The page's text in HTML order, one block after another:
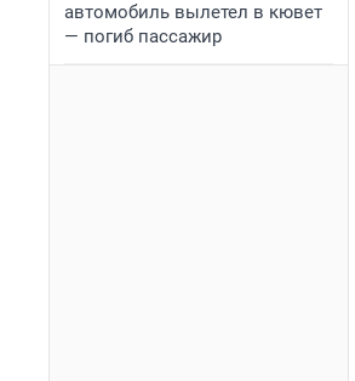
автомобиль вылетел в кювет
— погиб пассажир